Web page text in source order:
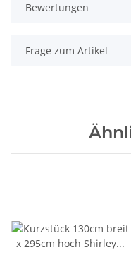
Bewertungen
Frage zum Artikel